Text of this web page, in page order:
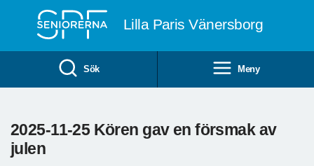
Lilla Paris Vänersborg
Sök Meny
2025-11-25 Kören gav en försmak av
julen